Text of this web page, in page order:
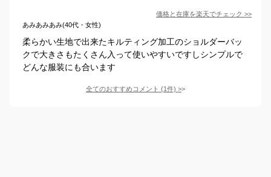
価格と在庫を楽天でチェック >>
あみあみあみ(40代・女性)
柔らかい生地で出来たキルティング加工のショルダーバッ
クで大きさもたくさん入って使いやすいですしシンプルで
どんな服装にも合います
全てのおすすめコメント (1件) >